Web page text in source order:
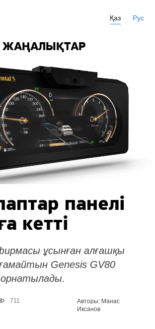
Қаз Рус
ЖАҢАЛЫҚТАР
панелі
кетті
ұсынған алғашқы
Genesis GV80
орнатылады.
711
Авторы: Манас
Иксанов